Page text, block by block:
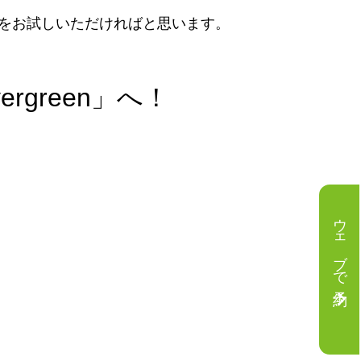
ウェブで予約
試しいただければと思います。
」へ！